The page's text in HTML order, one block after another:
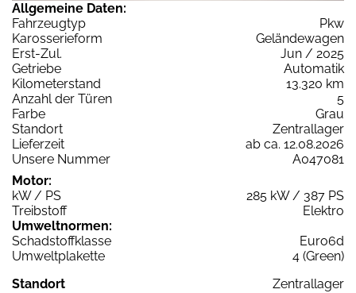
Allgemeine Daten:
Fahrzeugtyp
Pkw
Karosserieform
Geländewagen
Erst-Zul.
Jun / 2025
Getriebe
Automatik
Kilometerstand
13.320 km
Anzahl der Türen
5
Farbe
Grau
Standort
Zentrallager
Lieferzeit
ab ca. 12.08.2026
Unsere Nummer
A047081
Motor:
kW / PS
285 kW / 387 PS
Treibstoff
Elektro
Umweltnormen:
Schadstoffklasse
Euro6d
Umweltplakette
4 (Green)
Standort
Zentrallager